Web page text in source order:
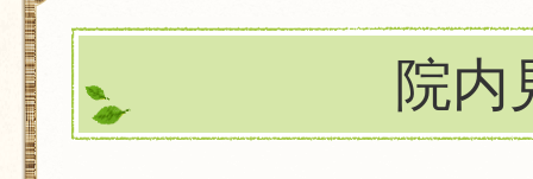
院内